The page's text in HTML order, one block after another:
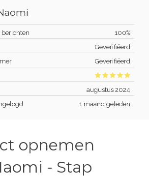
berichten
100%
Geverifiëerd
Geverifiëerd
augustus 2024
1 maand geleden
opnemen
- Stap